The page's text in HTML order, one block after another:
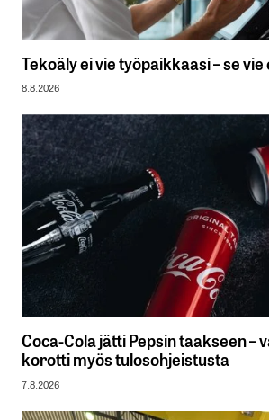
Tekoäly ei vie työpaikkaasi – se
8.8.2026
Coca-Cola jätti Pepsin taakseen –
korotti myös tulosohjeistusta
7.8.2026